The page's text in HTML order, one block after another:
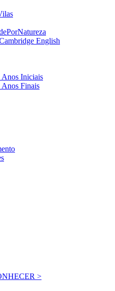
English
Anos Iniciais
Anos Finais
>